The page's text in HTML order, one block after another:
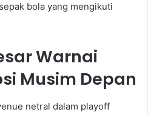
bola yang mengikuti
Warnai
Musim Depan
netral dalam playoff